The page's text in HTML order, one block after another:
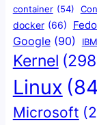
container (54)
docker (66)
Google (90) IBM
Kernel
Linux
Microsoft